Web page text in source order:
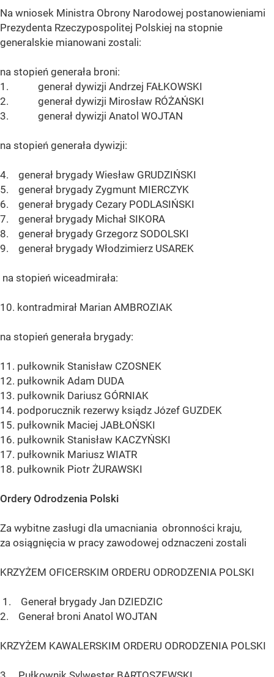
Na wniosek Ministra Obrony Narodowej postanowieniami
Prezydenta Rzeczypospolitej Polskiej na stopnie
generalskie mianowani zostali:
na stopień generała broni:
1. generał dywizji Andrzej FAŁKOWSKI
2. generał dywizji Mirosław RÓŻAŃSKI
3. generał dywizji Anatol WOJTAN
na stopień generała dywizji:
4. generał brygady Wiesław GRUDZIŃSKI
5. generał brygady Zygmunt MIERCZYK
6. generał brygady Cezary PODLASIŃSKI
7. generał brygady Michał SIKORA
8. generał brygady Grzegorz SODOLSKI
9. generał brygady Włodzimierz USAREK
na stopień wiceadmirała:
10. kontradmirał Marian AMBROZIAK
na stopień generała brygady:
11. pułkownik Stanisław CZOSNEK
12. pułkownik Adam DUDA
13. pułkownik Dariusz GÓRNIAK
14. podporucznik rezerwy ksiądz Józef GUZDEK
15. pułkownik Maciej JABŁOŃSKI
16. pułkownik Stanisław KACZYŃSKI
17. pułkownik Mariusz WIATR
18. pułkownik Piotr ŻURAWSKI
Ordery Odrodzenia Polski
Za wybitne zasługi dla umacniania obronności kraju,
za osiągnięcia w pracy zawodowej odznaczeni zostali
KRZYŻEM OFICERSKIM ORDERU ODRODZENIA POLSKI
1. Generał brygady Jan DZIEDZIC
2. Generał broni Anatol WOJTAN
KRZYŻEM KAWALERSKIM ORDERU ODRODZENIA POLSKI